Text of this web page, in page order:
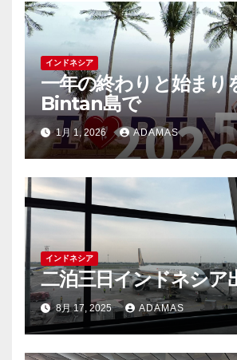
インドネシア
一年の終わりと始まり
Bintan島で
1月 1, 2026 ADAMAS
インドネシア
二泊三日インドネシア
8月 17, 2025 ADAMAS